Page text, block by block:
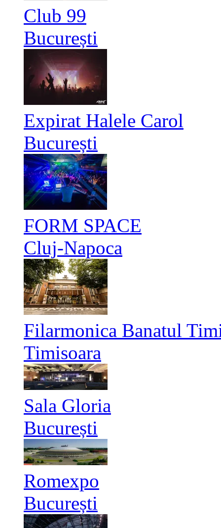
Club 99
București
Expirat Halele Carol
București
FORM SPACE
Cluj-Napoca
Filarmonica Banatul
Timisoara
Sala Gloria
București
Romexpo
București